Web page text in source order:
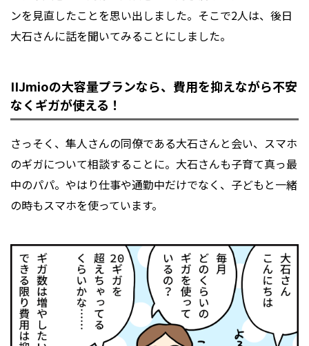
ンを見直したことを思い出しました。そこで2人は、後日
大石さんに話を聞いてみることにしました。
IIJmioの大容量プランなら、 費用を抑えながら不安
なくギガが使える！
さっそく、隼人さんの同僚である大石さんと会い、スマホ
のギガについて相談することに。大石さんも子育て真っ最
中のパパ。やはり仕事や通勤中だけでなく、子どもと一緒
の時もスマホを使っています。